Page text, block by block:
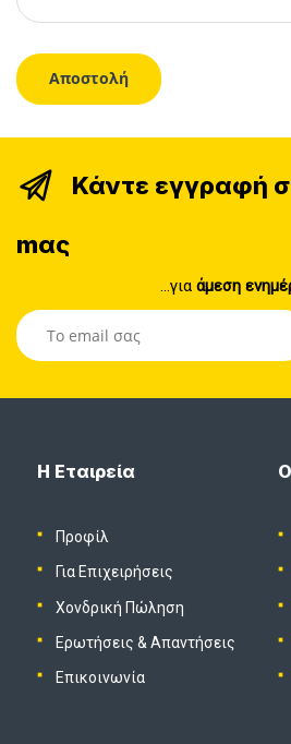
Κάντε εγγραφή
mας
...για άμεση
Η Εταιρεία
Προφίλ
Για Επιχειρήσεις
Χονδρική Πώληση
Ερωτήσεις & Απαντήσεις
Επικοινωνία